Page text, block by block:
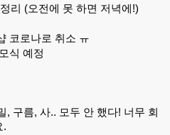
리 (오전에 못 하면 저녁에!)
코로나로 취소 ㅠ
식 예정
, 구름, 사.. 모두 안 했다! 너무 회
.